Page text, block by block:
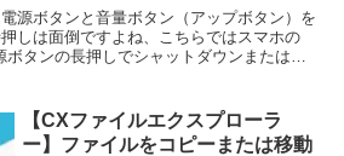
源ボタンと音量ボタン（アップボタン）を
しは面倒ですよね、こちらではスマホの
タンの長押しでシャットダウンまたは再
【CXファイルエクスプローラ
ー】ファイルをコピーまたは移動